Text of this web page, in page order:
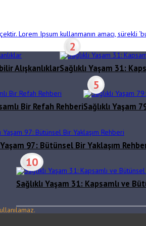
Lorem Ipsum kullanmanın amacı, sürekli
2
Sağlıklı Yaşam 31:
Alışkanlıklar
5
Sağlıklı Yaşam
Bir Refah Rehberi
Yaşam 97: Bütünsel Bir Yaklaşım
10
Sağlıklı Yaşam 31: Kapsamlı ve